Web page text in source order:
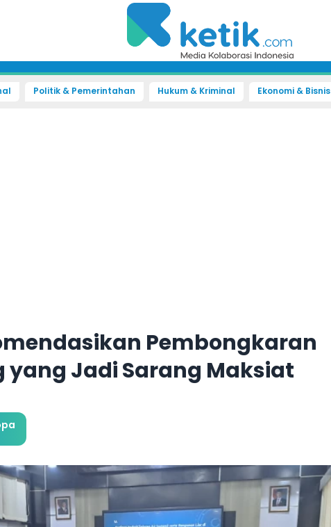
Politik & Pemerintahan Hukum & Kriminal Ekonomi & Bisnis
Pembongkaran
yang Jadi Sarang Maksiat